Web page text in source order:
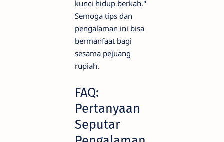
kunci hidup berkah."
Semoga tips dan
pengalaman ini bisa
bermanfaat bagi
sesama pejuang
rupiah.
FAQ:
Pertanyaan
Seputar